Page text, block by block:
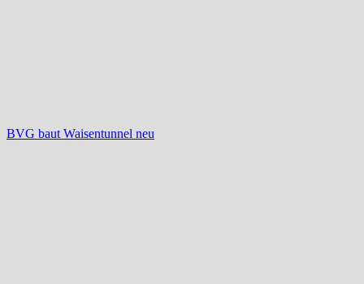
BVG baut Waisentunnel neu